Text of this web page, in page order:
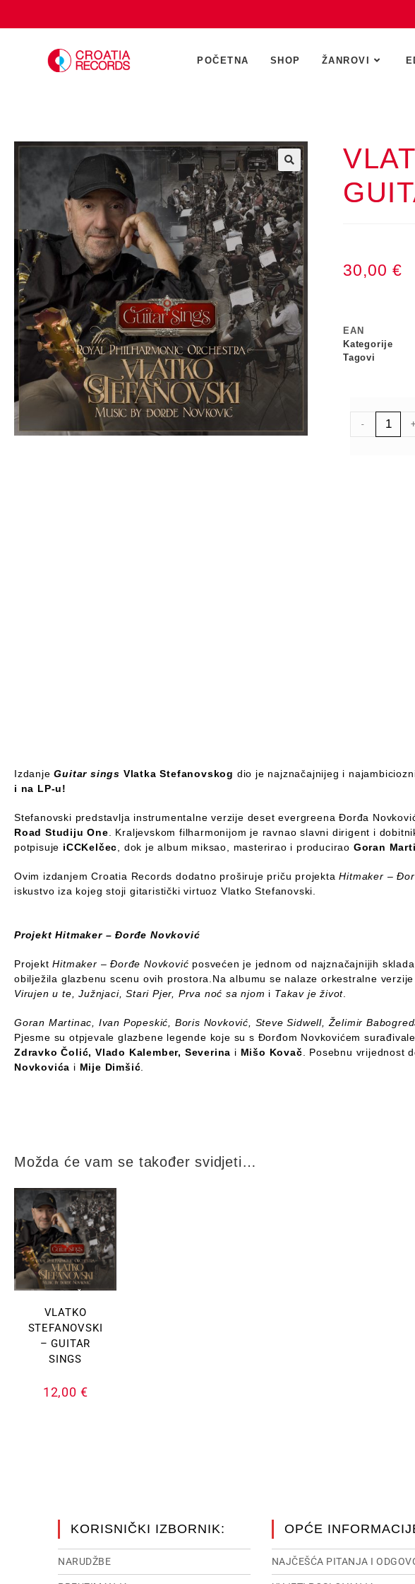
POČETNA SHOP ŽANROVI
30,00 €
EAN
Kategorije
Tagovi
- +
IzdanjeGuitar sings Vlatka Stefanovskog dio je najznačajnijeg i
i na LP-u!
Stefanovski predstavlja instrumentalne verzije deset evergreena Đorđa
Road Studiju One . Kraljevskom filharmonijom je ravnao slavni dirigent i
potpisuje iCCKelčec , dok je album miksao, masterirao i producirao Goran
Ovim izdanjem Croatia Records dodatno proširuje priču projektaHitmaker –
iskustvo iza kojeg stoji gitaristički virtuoz Vlatko Stefanovski.
Projekt Hitmaker – Đorđe Novković
ProjektHitmaker – Đorđe Novković posvećen je jednom od najznačajnijih
obilježila glazbenu scenu ovih prostora.Na albumu se nalaze orkestralne
Virujen u te, Južnjaci, Stari Pjer, Prva noć sa njom i Takav je život
Goran Martinac, Ivan Popeskić, Boris Novković, Steve Sidwell, Želimir
Pjesme su otpjevale glazbene legende koje su s Đorđom Novkovićem
Zdravko Čolić, Vlado Kalember, Severina i Mišo Kovač . Posebnu vrijednost
Novkovića i Mije Dimšić
Možda će vam se također svidjeti…
VLATKO
STEFANOVSKI
– GUITAR
SINGS
12,00 €
KORISNIČKI IZBORNIK:
NARUDŽBE
OPĆE
NAJČEŠĆA PITANJA I